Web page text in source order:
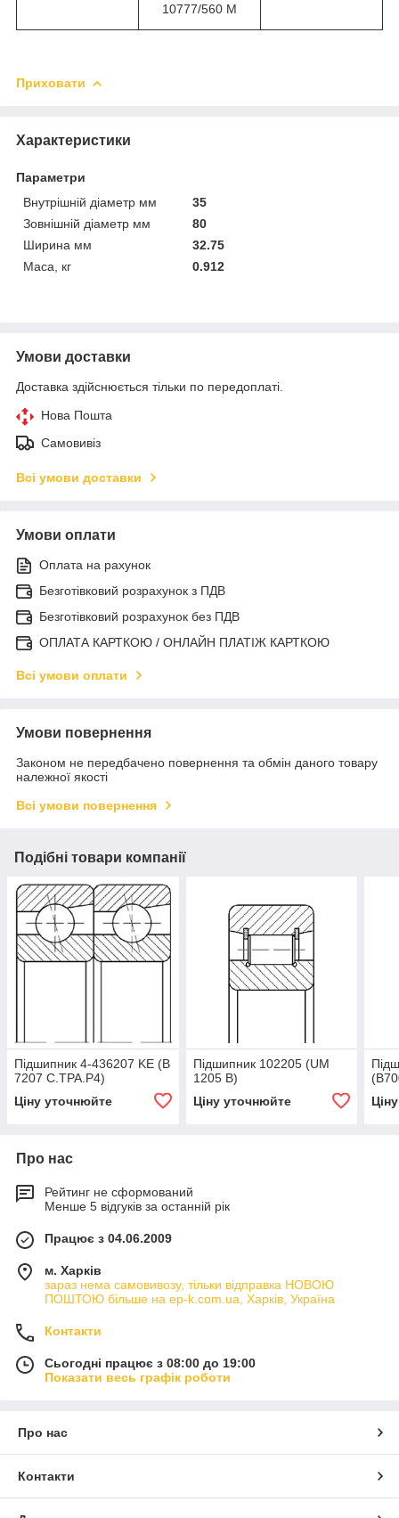
10777/560 М
Приховати
Характеристики
Параметри
Внутрішній діаметр мм
35
Зовнішній діаметр мм
80
Ширина мм
32.75
Маса, кг
0.912
Умови доставки
Доставка здійснюється тільки по передоплаті.
Нова Пошта
Самовивіз
Всі умови доставки
Умови оплати
Оплата на рахунок
Безготівковий розрахунок з ПДВ
Безготівковий розрахунок без ПДВ
ОПЛАТА КАРТКОЮ / ОНЛАЙН ПЛАТІЖ КАРТКОЮ
Всі умови оплати
Умови повернення
Законом не передбачено повернення та обмін даного товару
належної якості
Всі умови повернення
Подібні товари компанії
Підшипник 4-436207 KE (В
7207 С.ТРА.Р4)
Ціну уточнюйте
Підшипник 102205 (UМ
1205 В)
Ціну уточнюйте
Про нас
Рейтинг не сформований
Менше 5 відгуків за останній рік
Працює з 04.06.2009
м. Харків
зараз нема самовивозу, тільки відправка НОВОЮ
ПОШТОЮ більше на ep-k.com.ua, Харків, Україна
Контакти
Сьогодні працює з 08:00 до 19:00
Показати весь графік роботи
Про нас
Контакти